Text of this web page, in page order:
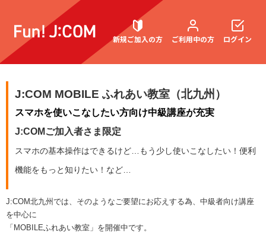
新規ご加入の方 ご利用中の方
契約内容確認・変更
お困りごと解決・よくあるご質問
ログイン
J:COM MOBILE ふれあい教室（北九州）
スマホを使いこなしたい方向け中級講座が充実
J:COMご加入者さま限定
スマホの基本操作はできるけど…もう少し使いこなしたい！便利
機能をもっと知りたい！など…
J:COM北九州では、そのようなご要望にお応えする為、中級者向け講座
を中心に
「MOBILEふれあい教室」を開催中です。